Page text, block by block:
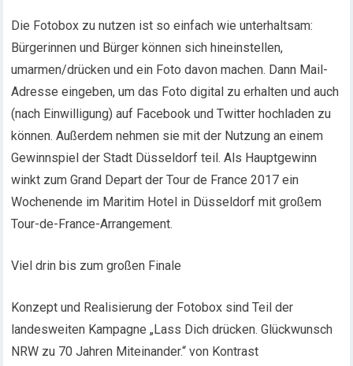
Die Fotobox zu nutzen ist so einfach wie unterhaltsam:
Bürgerinnen und Bürger können sich hineinstellen,
umarmen/drücken und ein Foto davon machen. Dann Mail-
Adresse eingeben, um das Foto digital zu erhalten und auch
(nach Einwilligung) auf Facebook und Twitter hochladen zu
können. Außerdem nehmen sie mit der Nutzung an einem
Gewinnspiel der Stadt Düsseldorf teil. Als Hauptgewinn
winkt zum Grand Depart der Tour de France 2017 ein
Wochenende im Maritim Hotel in Düsseldorf mit großem
Tour-de-France-Arrangement.
Viel drin bis zum großen Finale
Konzept und Realisierung der Fotobox sind Teil der
landesweiten Kampagne „Lass Dich drücken. Glückwunsch
NRW zu 70 Jahren Miteinander.“ von Kontrast